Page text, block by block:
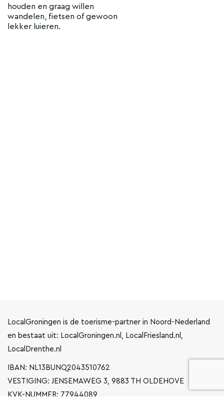
houden en graag willen
wandelen, fietsen of gewoon
lekker luieren.
LocalGroningen is de toerisme-partner in Noord-Nederland
en bestaat uit: LocalGroningen.nl, LocalFriesland.nl,
LocalDrenthe.nl
IBAN: NL13BUNQ2043510762
VESTIGING: JENSEMAWEG 3, 9883 TH OLDEHOVE
KVK-NUMMER: 77944089